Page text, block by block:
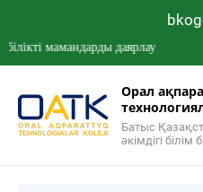
мамандарды даярлау
Орал
Батыс
әкімдігі